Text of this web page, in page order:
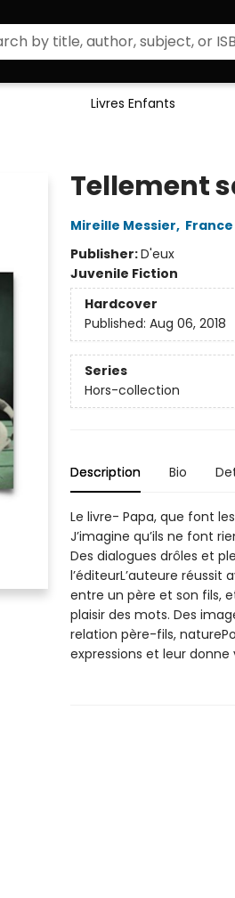
Livres Enfants
Tellement
Mireille Messier,
Publisher:D'eux
Juvenile Fiction
Hardcover
Published: Aug 06, 2018
Series
Hors-collection
Description Bio
Le livre- Papa, que font
J’imagine qu’ils ne font
Des dialogues drôles et
l’éditeurL’auteure
entre un père et son fils,
plaisir des mots. Des
relation père-fils,
expressions et leur donne